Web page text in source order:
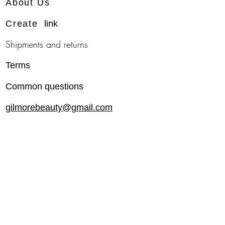
About Us
Create link
Shipments and returns
Terms
Common questions
gilmorebeauty@gmail.com